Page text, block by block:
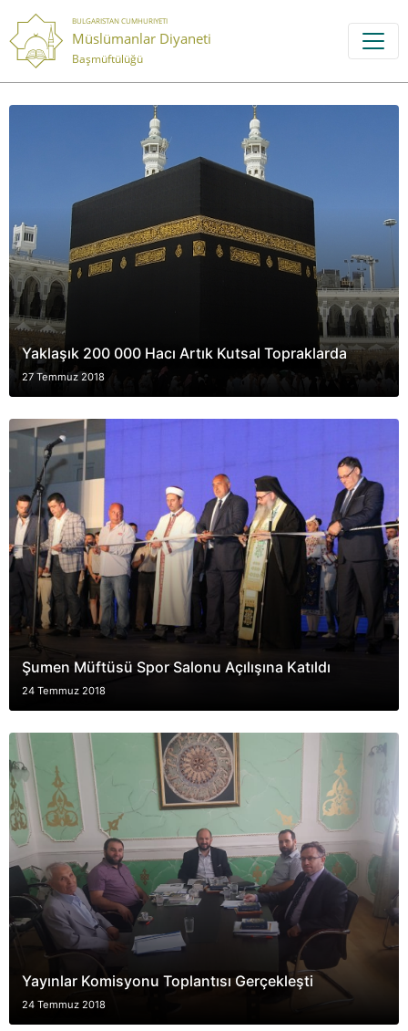
BULGARISTAN CUMHURIYETI
Müslümanlar Diyaneti
Başmüftülüğü
Yaklaşık 200 000 Hacı Artık Kutsal Topraklarda
27 Temmuz 2018
Şumen Müftüsü Spor Salonu Açılışına Katıldı
24 Temmuz 2018
Yayınlar Komisyonu Toplantısı Gerçekleşti
24 Temmuz 2018